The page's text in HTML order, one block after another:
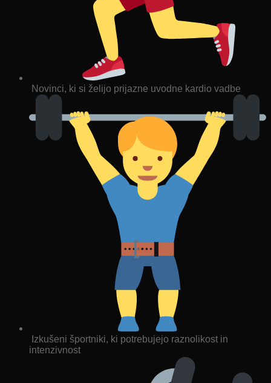
Novinci, ki si želijo prijazne uvodne kardio vadbe
Izkušeni športniki, ki potrebujejo raznolikost in
intenzivnost